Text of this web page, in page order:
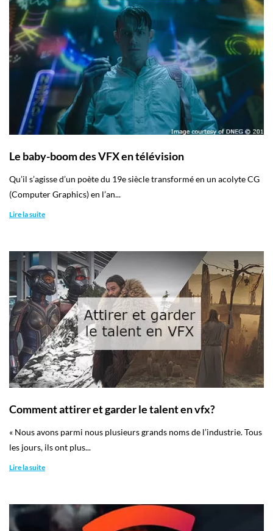
Le baby-boom des VFX en télévision
Qu’il s’agisse d’un poète du 19e siècle transformé en un acolyte CG
(Computer Graphics) en l’an...
Lire la suite
Comment attirer et garder le talent en vfx?
« Nous avons parmi nous plusieurs grands noms de l’industrie. Tous
les jours, ils ont plus...
Lire la suite